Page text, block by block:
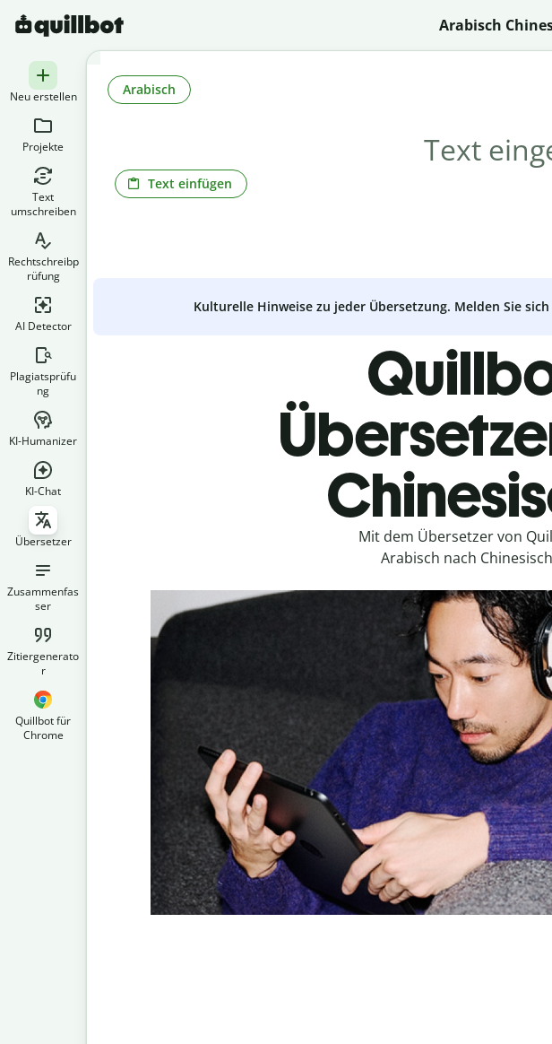
Arabisch
Neu erstellen
Projekte
Text
umschreiben
Rechtschreibp
rüfung
AI Detector
Plagiatsprüfu
ng
KI-Humanizer
KI-Chat
Übersetzer
Zusammenfas
ser
Zitiergenerato
r
Quillbot für
Chrome
Text einfügen
Arabisch
Kulturelle Hinweise zu jeder Übersetzung. Melden Sie
Mit dem Übersetzer von
Arabisch nach